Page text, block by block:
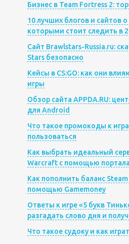
Бизнес в Team Fortress 2:
10 лучших блогов и сайтов
которыми стоит следить в
Сайт Brawlstars-Russia.ru:
Stars безопасно
Кейсы в CS:GO: как они
игры
Обзор сайта APPDA.RU:
для Android
Что такое промокоды к
пользоваться
Как выбрать идеальный
Warcraft с помощью
Как пополнить баланс
помощью Gamemoney
Ответы к игре «5 букв
разгадать слово дня и
Что такое судоку и как